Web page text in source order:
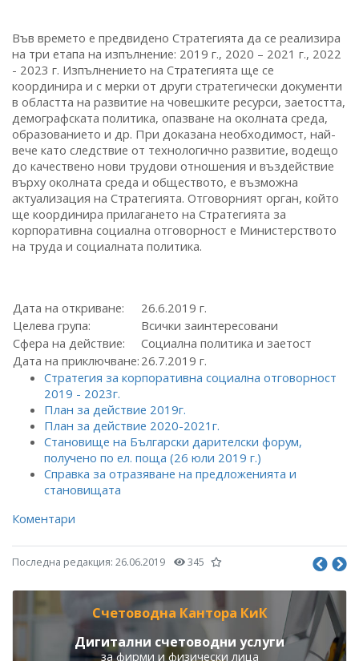
Във времето е предвидено Стратегията да се реализира
на три етапа на изпълнение: 2019 г., 2020 – 2021 г., 2022
- 2023 г. Изпълнението на Стратегията ще се
координира и с мерки от други стратегически документи
в областта на развитие на човешките ресурси, заетостта,
демографската политика, опазване на околната среда,
образованието и др. При доказана необходимост, най-
вече като следствие от технологично развитие, водещо
до качествено нови трудови отношения и въздействие
върху околната среда и обществото, е възможна
актуализация на Стратегията. Отговорният орган, който
ще координира прилагането на Стратегията за
корпоративна социална отговорност е Министерството
на труда и социалната политика.
Дата на откриване:
26.6.2019 г.
Целева група:
Всички заинтересовани
Сфера на действие:
Социална политика и заетост
Дата на приключване: 26.7.2019 г.
Стратегия за корпоративна социална отговорност
2019 - 2023г.
План за действие 2019г.
План за действие 2020-2021г.
Становище на Български дарителски форум,
получено по ел. поща (26 юли 2019 г.)
Справка за отразяване на предложенията и
становищата
Коментари
Последна редакция: 26.06.2019 345
Счетоводна Кантора КиК
Дигитални счетоводни услуги
за фирми и физически лица